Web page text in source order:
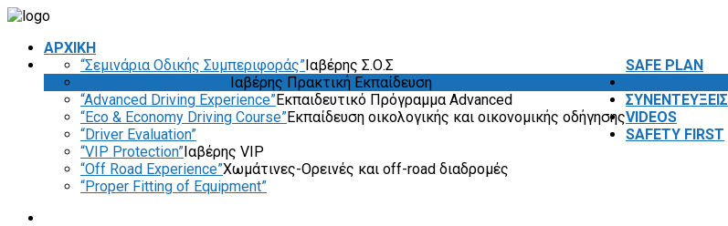
ΑΡΧΙΚΗ
SAFE PLAN
“Σεμινάρια Οδικής Συμπεριφοράς”Ιαβέρης Σ.Ο.Σ
Ιαβέρης Πρακτική Εκπαίδευση
“Advanced Driving Experience”Εκπαιδευτικό Πρόγραμμα Advanced
“Eco & Economy Driving Course”Εκπαίδευση οικολογικής και οικονομικής οδήγησης
“Driver Evaluation”
“VIP Protection”Ιαβέρης VIP
“Off Road Experience”Χωμάτινες-Ορεινές και off-road διαδρομές
“Proper Fitting of Equipment”
ΣΥΝΕΝΤΕΥΞΕΙΣ
VIDEOS
SAFETY FIRST